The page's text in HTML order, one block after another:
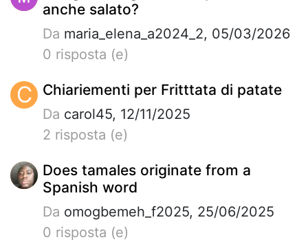
anche salato?
Da maria_elena_a2024_2, 05/03/2026
0 risposta (e)
C Chiariementi per Fritttata di patate
Da carol45, 12/11/2025
2 risposta (e)
Does tamales originate from a
Spanish word
Da omogbemeh_f2025, 25/06/2025
0 risposta (e)